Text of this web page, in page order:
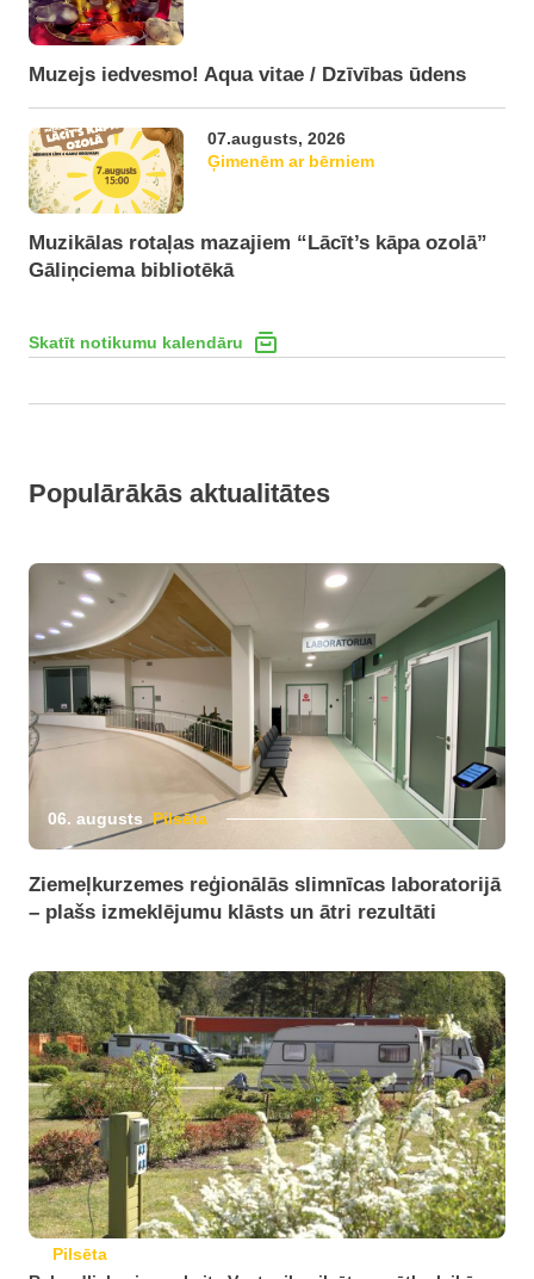
Muzejs iedvesmo! Aqua vitae / Dzīvības ūdens
07.augusts, 2026
Ģimenēm ar bērniem
Muzikālas rotaļas mazajiem “Lācīt’s kāpa ozolā”
Gāliņciema bibliotēkā
Skatīt notikumu kalendāru
Populārākās aktualitātes
06. augusts Pilsēta
Ziemeļkurzemes reģionālās slimnīcas laboratorijā
– plašs izmeklējumu klāsts un ātri rezultāti
Pilsēta